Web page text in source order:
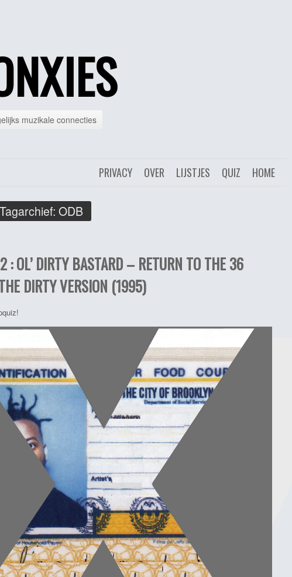
muzikale connecties
HOME
QUIZ
LIJSTJES
OVER
PRIVACY
Tagarchief: ODB
: OL’ DIRTY BASTARD – RETURN TO THE 36
DIRTY VERSION (1995)